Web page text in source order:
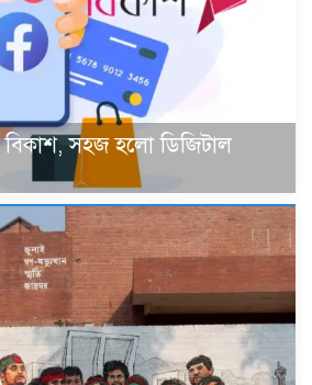
সহজ হলো ডিজিটাল